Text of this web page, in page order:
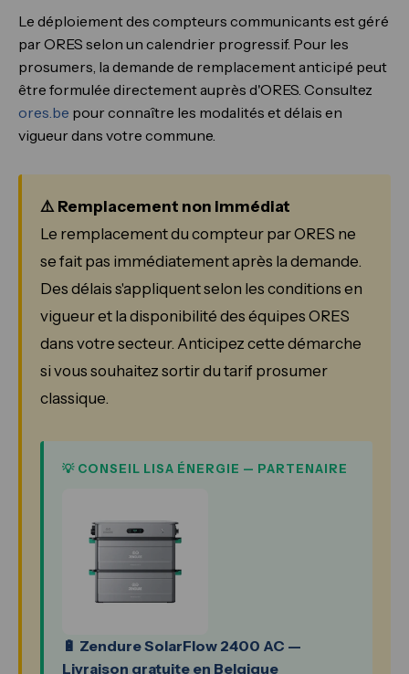
Le déploiement des compteurs communicants est géré
par ORES selon un calendrier progressif. Pour les
prosumers, la demande de remplacement anticipé peut
être formulée directement auprès d'ORES. Consultez
ores.be pour connaître les modalités et délais en
vigueur dans votre commune.
⚠️ Remplacement non immédiat
Le remplacement du compteur par ORES ne
se fait pas immédiatement après la demande.
Des délais s'appliquent selon les conditions en
vigueur et la disponibilité des équipes ORES
dans votre secteur. Anticipez cette démarche
si vous souhaitez sortir du tarif prosumer
classique.
💡 CONSEIL LISA ÉNERGIE — PARTENAIRE
🔋 Zendure SolarFlow 2400 AC —
Livraison gratuite en Belgique